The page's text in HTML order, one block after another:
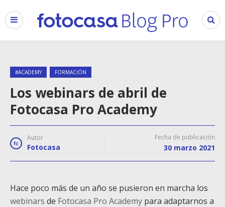
#ACADEMY FORMACIÓN
Los webinars de abril de
Fotocasa Pro Academy
Autor
Fotocasa
Fecha de publicación
30 marzo 2021
Hace poco más de un año se pusieron en marcha los
webinars de Fotocasa Pro Academy para adaptarnos a